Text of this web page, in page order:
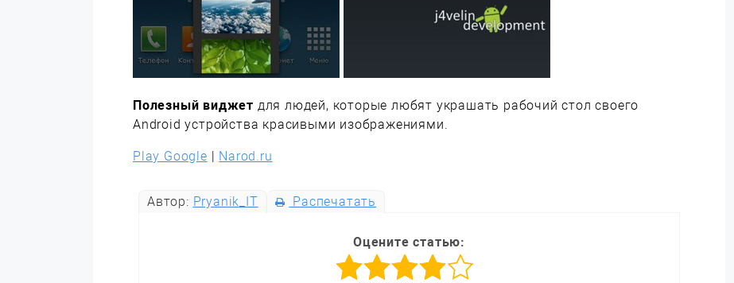
Полезный виджет для людей, которые любят украшать рабочий стол своего
Android устройства красивыми изображениями.
Play Google | Narod.ru
Автор: Pryanik_IT Распечатать
Оцените статью: